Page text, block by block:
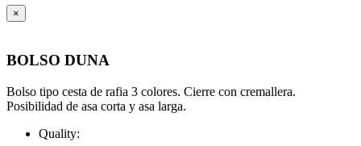
×
BOLSO DUNA
Bolso tipo cesta de rafia 3 colores. Cierre con cremallera.
Posibilidad de asa corta y asa larga.
Quality: